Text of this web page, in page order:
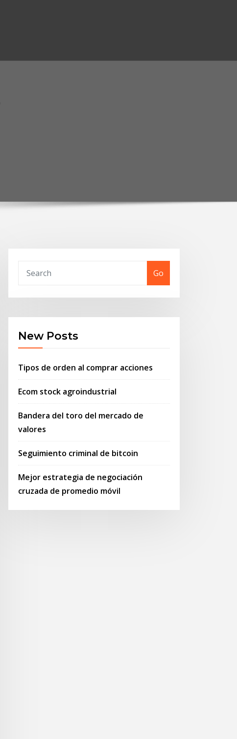
Go
New Posts
Tipos de orden al comprar acciones
Ecom stock agroindustrial
Bandera del toro del mercado de
valores
Seguimiento criminal de bitcoin
Mejor estrategia de negociación
cruzada de promedio móvil